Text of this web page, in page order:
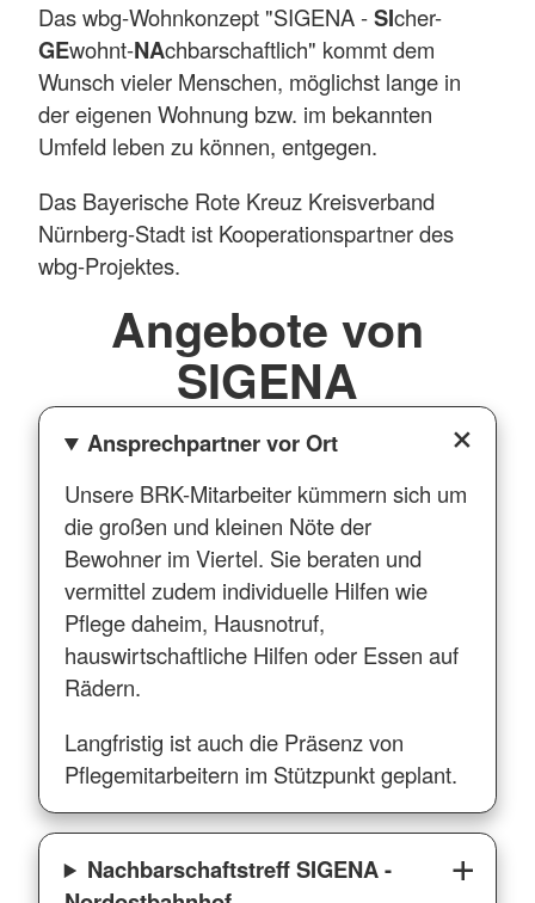
Das wbg-Wohnkonzept "SIGENA -SIcher-
GEwohnt-NAchbarschaftlich" kommt dem
Wunsch vieler Menschen, möglichst lange in
der eigenen Wohnung bzw. im bekannten
Umfeld leben zu können, entgegen.
Das Bayerische Rote Kreuz Kreisverband
Nürnberg-Stadt ist Kooperationspartner des
wbg-Projektes.
Angebote von
SIGENA
Ansprechpartner vor Ort
Unsere BRK-Mitarbeiter kümmern sich um
die großen und kleinen Nöte der
Bewohner im Viertel. Sie beraten und
vermittel zudem individuelle Hilfen wie
Pflege daheim, Hausnotruf,
hauswirtschaftliche Hilfen oder Essen auf
Rädern.
Langfristig ist auch die Präsenz von
Pflegemitarbeitern im Stützpunkt geplant.
Nachbarschaftstreff SIGENA -